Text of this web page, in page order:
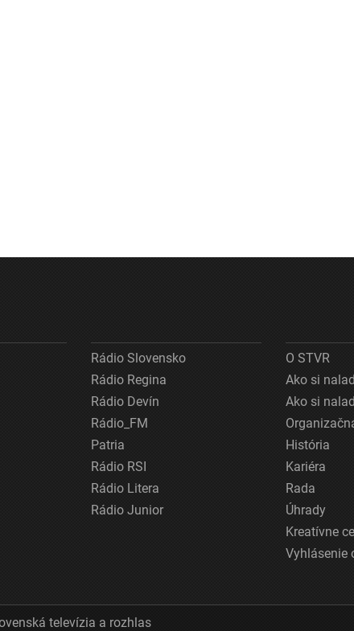
Rádio Slovensko
Rádio Regina
Rádio Devín
Rádio_FM
Patria
Rádio RSI
Rádio Litera
Rádio Junior
O STVR
Ako si
Ako si
História
Kariéra
Rada
Úhrady
Kreatívne
Vyhlásenie
televízia a rozhlas